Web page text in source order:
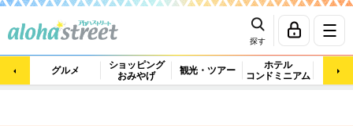
探す
グルメ
ショッピング
おみやげ
観光・ツアー
ホテル
コンドミニアム
マッ